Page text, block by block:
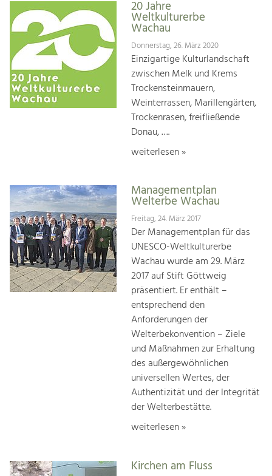
20 Jahre
Weltkulturerbe
Wachau
Donnerstag, 26. März 2020
Einzigartige Kulturlandschaft
zwischen Melk und Krems
Trockensteinmauern,
Weinterrassen, Marillengärten,
Trockenrasen, freifließende
Donau, ….
weiterlesen »
Managementplan
Welterbe Wachau
Freitag, 24. März 2017
Der Managementplan für das
UNESCO-Weltkulturerbe
Wachau wurde am 29. März
2017 auf Stift Göttweig
präsentiert. Er enthält –
entsprechend den
Anforderungen der
Welterbekonvention – Ziele
und Maßnahmen zur Erhaltung
des außergewöhnlichen
universellen Wertes, der
Authentizität und der Integrität
der Welterbestätte.
weiterlesen »
Kirchen am Fluss